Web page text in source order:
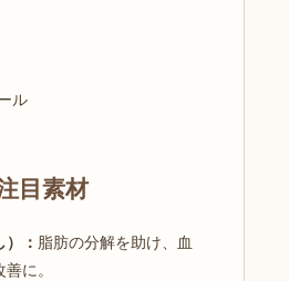
ル
目素材
： 脂肪の分解を助け、血
に。